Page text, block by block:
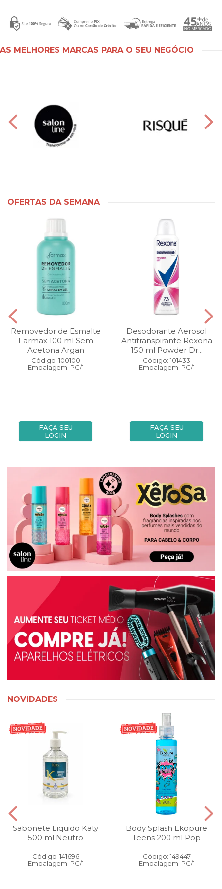
AS MELHORES MARCAS PARA O SEU NEGÓCIO
OFERTAS DA SEMANA
Removedor de Esmalte
Farmax 100 ml Sem
Acetona Argan
Código: 100100
Embalagem: PC/1
FAÇA SEU
LOGIN
Desodorante Aerosol
Antitranspirante Rexona
150 ml Powder Dr...
Código: 101433
Embalagem: PC/1
FAÇA SEU
LOGIN
NOVIDADES
Sabonete Líquido Katy
500 ml Neutro
Código: 141696
Embalagem: PC/1
Body Splash Ekopure
Teens 200 ml Pop
Código: 149447
Embalagem: PC/1